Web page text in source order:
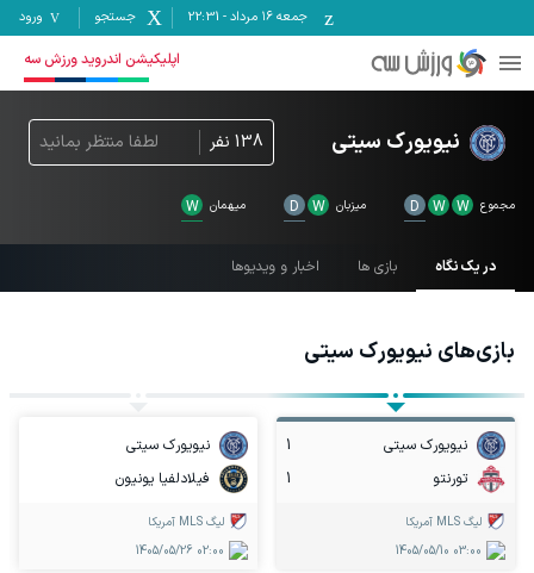
جمعه ۱۶ مرداد -
22:31 جستجو ورود
اپلیکیشن اندروید ورزش سه
نیویورک سیتی 138 نفر لطفا منتظر بمانید
در یک نگاه بازی ها اخبار و ویدیوها
مجموع W
W
D میزبان W
D میهمان W
بازی‌های نیویورک سیتی
نیویورک سیتی
1
تورنتو
1
لیگ MLS آمریکا
1405/05/10 03:00
نیویورک سیتی
فیلادلفیا یونیون
لیگ MLS آمریکا
1405/05/26 02:00